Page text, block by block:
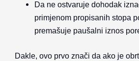
Da ne ostvaruje dohodak
primjenom propisanih stopa
premašuje paušalni iznos
Dakle, ovo prvo znači da ako je